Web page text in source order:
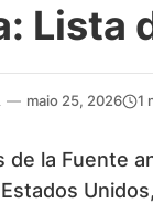
Lista
— maio 25, 2026 1
de la Fuente